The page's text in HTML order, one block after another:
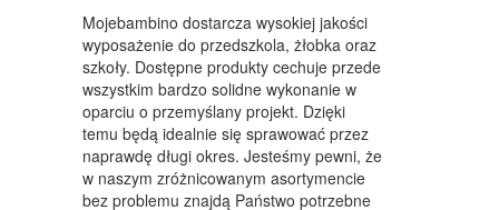
WYPOSAŻENIE WNĘTRZ
WYPOSAŻENIE ŁAZIENKI
ODZIEŻ
SPORT
ELEKTRONIKA, RTV, AGD
Mojebambino dostarcza wysokiej jakości
wyposażenie do przedszkola, żłobka oraz
szkoły. Dostępne produkty cechuje przede
wszystkim bardzo solidne wykonanie w
oparciu o przemyślany projekt. Dzięki
temu będą idealnie się sprawować przez
naprawdę długi okres. Jesteśmy pewni, że
w naszym zróżnicowanym asortymencie
bez problemu znajdą Państwo potrzebne